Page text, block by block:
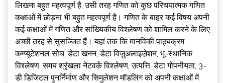
लिखना बहुत महत्वपूर्ण है, उसी तरह गणित को कुछ परिचयात्मक गणित
कक्षाओं में छोड़ना भी बहुत महत्वपूर्ण है। गणित के बाहर कई विषय अपनी
कई कक्षाओं में गणित और सांख्यिकीय विश्लेषण को शामिल करने के लिए
अच्छी तरह से सुसज्जित हैं। यहां तक ​​कि मानविकी पाठ्यक्रम
कम्प्यूटेशनल सोच, डेटा खनन, डेटा विज़ुअलाइज़ेशन, भू-स्थानिक
विश्लेषण, समय श्रृंखला नेटवर्क विश्लेषण, उत्पत्ति, डेटा गोपनीयता, 3-
डी डिजिटल पुनर्निर्माण और सिमुलेशन मॉडलिंग को अपनी कक्षाओं में